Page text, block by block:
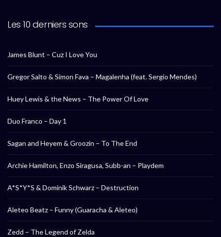
Les 10 derniers sons
James Blunt – Cuz I Love You
Gregor Salto & Simon Fava – Magalenha (feat. Sergio Mendes)
Huey Lewis & the News – The Power Of Love
Duo Franco – Day 1
Sagan and Heyem & Groozin – To The End
Archie Hamilton, Enzo Siragusa, Subb-an – Playdem
A*S*Y*S & Dominik Schwarz – Destruction
Aleteo Beatz – Funny (Guaracha & Aleteo)
Zedd – The Legend of Zelda